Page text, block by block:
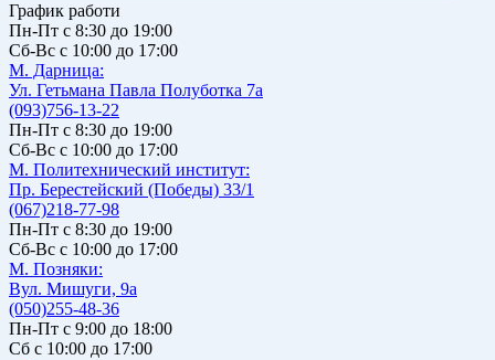
График работи
Пн-Пт с 8:30 до 19:00
Сб-Вс с 10:00 до 17:00
М. Дарницa:
Ул. Гетьмана Павла Полуботка 7а
(093)756-13-22
Пн-Пт с 8:30 до 19:00
Сб-Вс с 10:00 до 17:00
М. Политехнический институт:
Пр. Берестейский (Победы) 33/1
(067)218-77-98
Пн-Пт с 8:30 до 19:00
Сб-Вс с 10:00 до 17:00
М. Позняки:
Вул. Мишуги, 9а
(050)255-48-36
Пн-Пт с 9:00 до 18:00
Сб с 10:00 до 17:00